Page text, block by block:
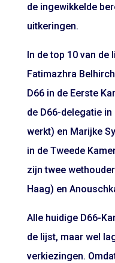
de ingewikkelde
uitkeringen.
In de top 10 van
Fatimazhra
D66 in de Eerste
de D66-delegatie
werkt) en Marijke
in de Tweede
zijn twee
Haag) en
Alle huidige D66-
de lijst, maar wel
verkiezingen.